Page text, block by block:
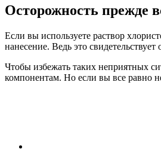
Осторожность прежде
Если вы используете раствор
нанесение. Ведь это
Чтобы избежать таких неприятных
компонентам. Но если вы все равно